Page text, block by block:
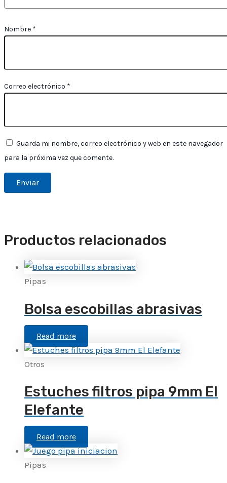
Nombre *
Correo electrónico *
Guarda mi nombre, correo electrónico y web en este navegador
para la próxima vez que comente.
Productos relacionados
Pipas
Bolsa escobillas abrasivas
Read more
Otros
Estuches filtros pipa 9mm El
Elefante
Read more
Pipas